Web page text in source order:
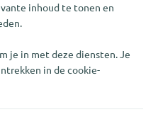
is, zouden we het erg
inhoud te tonen en
je in met deze diensten. Je
in de cookie-